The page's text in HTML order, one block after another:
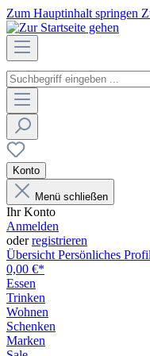
Zum Hauptinhalt springen
Konto
Menü schließen
Ihr Konto
Anmelden
oderregistrieren
Übersicht Persönliches Profil
0,00 €*
Essen
Trinken
Wohnen
Schenken
Marken